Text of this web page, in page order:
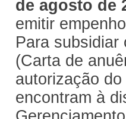
de agosto de
emitir
Para subsidiar
(Carta de
autorização
encontram à